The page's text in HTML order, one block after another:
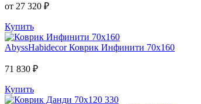
от 27 320 ₽
Купить
AbyssHabidecor Коврик Инфинити 70х160
71 830 ₽
Купить